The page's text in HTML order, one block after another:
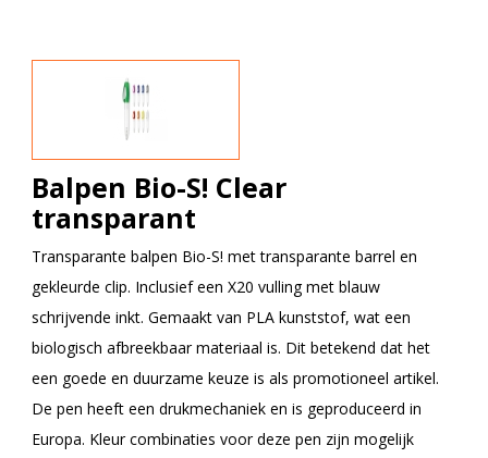
Balpen Bio-S! Clear
transparant
Transparante balpen Bio-S! met transparante barrel en
gekleurde clip. Inclusief een X20 vulling met blauw
schrijvende inkt. Gemaakt van PLA kunststof, wat een
biologisch afbreekbaar materiaal is. Dit betekend dat het
een goede en duurzame keuze is als promotioneel artikel.
De pen heeft een drukmechaniek en is geproduceerd in
Europa. Kleur combinaties voor deze pen zijn mogelijk